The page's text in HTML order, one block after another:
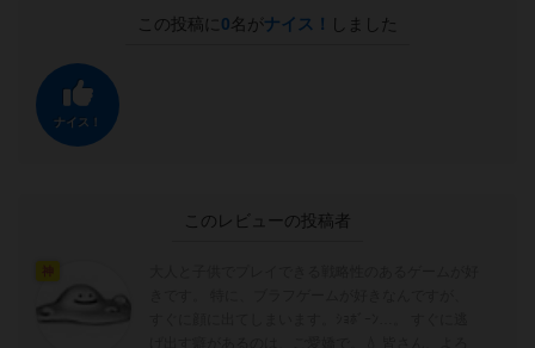
この投稿に 0名がナイス！ しました
ナイス！
このレビューの投稿者